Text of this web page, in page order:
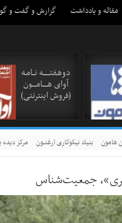
مقاله و یادداشت گزارش و گفت و گو
دوهـفتـــــــه نــامـه
آوای هـــــامــــون
(فروش اینترنتی)
هامون بنیاد نیکوکاری ارغنــون مرکز
جمعیت‌شناس